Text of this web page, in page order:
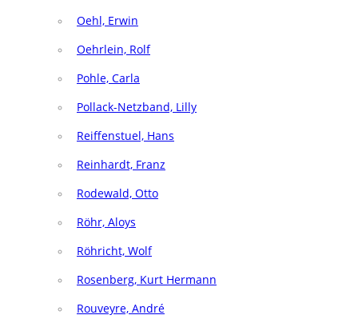
Oehl, Erwin
Oehrlein, Rolf
Pohle, Carla
Pollack-Netzband, Lilly
Reiffenstuel, Hans
Reinhardt, Franz
Rodewald, Otto
Röhr, Aloys
Röhricht, Wolf
Rosenberg, Kurt Hermann
Rouveyre, André